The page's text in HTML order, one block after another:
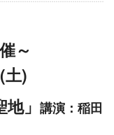
～
土)
」 講演：稲田